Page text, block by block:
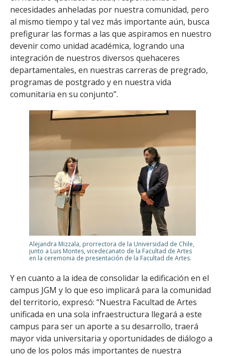
necesidades anheladas por nuestra comunidad, pero
al mismo tiempo y tal vez más importante aún, busca
prefigurar las formas a las que aspiramos en nuestro
devenir como unidad académica, logrando una
integración de nuestros diversos quehaceres
departamentales, en nuestras carreras de pregrado,
programas de postgrado y en nuestra vida
comunitaria en su conjunto”.
Alejandra Mizzala, prorrectora de la Universidad de Chile,
junto a Luis Montes, vicedecanato de la Facultad de Artes
en la ceremonia de presentación de la Facultad de Artes.
Y en cuanto a la idea de consolidar la edificación en el
campus JGM y lo que eso implicará para la comunidad
del territorio, expresó: “Nuestra Facultad de Artes
unificada en una sola infraestructura llegará a este
campus para ser un aporte a su desarrollo, traerá
mayor vida universitaria y oportunidades de diálogo a
uno de los polos más importantes de nuestra